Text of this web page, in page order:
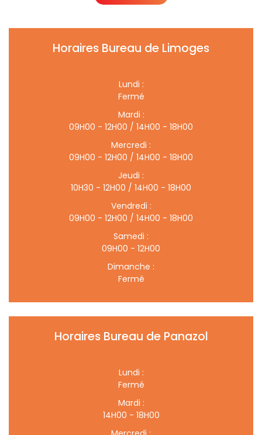
Horaires Bureau de Limoges
Lundi :
Fermé
Mardi :
09H00 - 12H00 / 14H00 - 18H00
Mercredi :
09H00 - 12H00 / 14H00 - 18H00
Jeudi :
10H30 - 12H00 / 14H00 - 18H00
Vendredi :
09H00 - 12H00 / 14H00 - 18H00
Samedi :
09H00 - 12H00
Dimanche :
Fermé
Horaires Bureau de Panazol
Lundi :
Fermé
Mardi :
14H00 - 18H00